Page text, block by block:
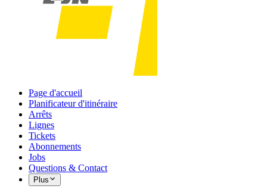
Page d'accueil
Planificateur d'itinéraire
Arrêts
Lignes
Tickets
Abonnements
Jobs
Questions & Contact
Plus